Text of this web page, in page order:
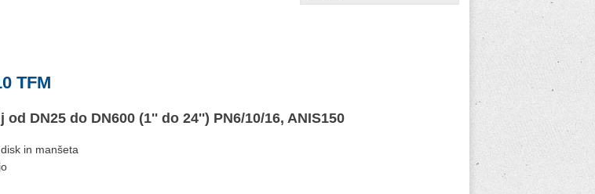
TFM
DN25 do DN600 (1'' do 24'') PN6/10/16, ANIS150
in manšeta